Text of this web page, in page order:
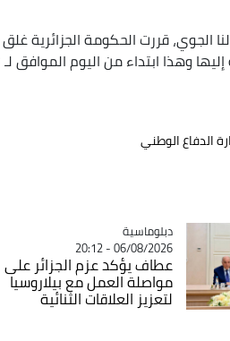
الجوي، قررت الحكومة الجزائرية
الدفاع الوطني
Catégorie
دبلوماسية
06/08/2026 - 20:12
عطاف يؤكد عزم الجزائر على
مواصلة العمل مع بيلاروسيا
لتعزيز العلاقات الثنائية